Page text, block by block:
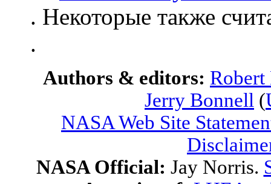
. Некоторые также
.
Authors & editors:
Jerry Bonnell (
NASA Web Site
NASA Official: Jay Norris.